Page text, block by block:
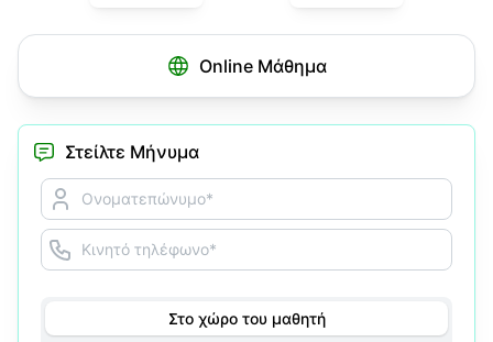
Online Μάθημα
Στείλτε Μήνυμα
Στο χώρο του μαθητή